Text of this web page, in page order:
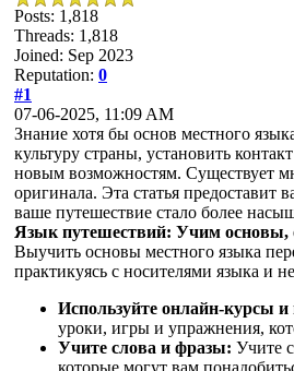
Posts: 1,818
Threads: 1,818
Joined: Sep 2023
Reputation: 0
#1
07-06-2025, 11:09 AM
Знание хотя бы основ местного
культуру страны, установить
новым возможностям. Существует
оригинала. Эта статья
ваше путешествие стало более
Язык путешествий: Учим основы,
Выучить основы местного языка
практикуясь с носителями языка и
Используйте онлайн-курсы
уроки, игры и упражнения,
Учите слова и фразы: Учите
которые могут вам